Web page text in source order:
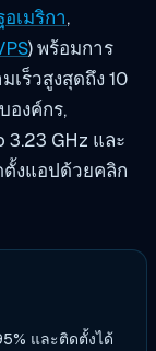
เมริกา,
) พร้อมการ
ร็วสูงสุดถึง 10
องค์กร,
3.23 GHz และ
งแอปด้วยคลิก
และติดตั้งได้